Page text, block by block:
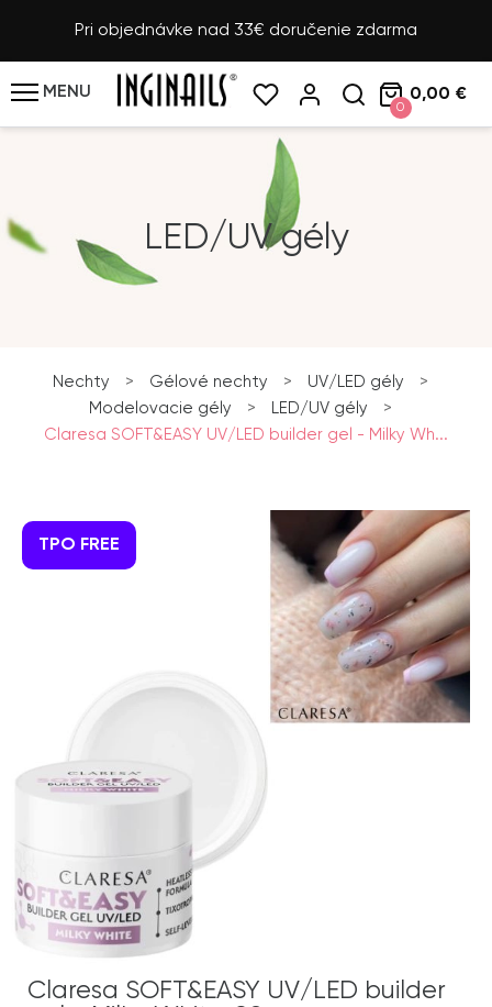
Pri objednávke nad 33€ doručenie zdarma
MENU
0
0,00 €
LED/UV gély
Nechty > Gélové nechty > UV/LED gély
>
Modelovacie gély
> LED/UV gély
>
Claresa SOFT&EASY UV/LED builder gel - Milky Wh...
TPO FREE
Claresa SOFT&EASY UV/LED builder